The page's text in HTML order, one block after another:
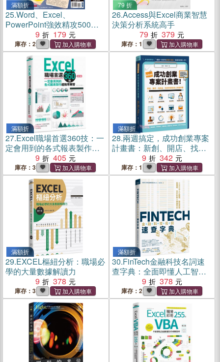
滿額折
25.Word、Excel、
PowerPoint強效精攻500招
（附贈爆量密技別冊）
9 179
庫存：2
79 折
26.Access與Excel商業智慧
決策分析系統高手
79
379
庫存：1
滿額折
27.Excel職場首選360技：一
定會用到的各式報表製作超
效率解答9 405
庫存：3
滿額折
28.兩週搞定，成功創業專案
計畫書：新創、開店、找資
金，你該告訴投資人的幾件
9 342
庫存：1
滿額折
29.EXCEL樞紐分析：職場必
學的大量數據解讀力
9
378
庫存：3
滿額折
30.FinTech金融科技名詞速
查字典：全面即懂人工智
慧、數位貨幣、區塊鏈、支
付科技及網路安全
9 378
庫存：2